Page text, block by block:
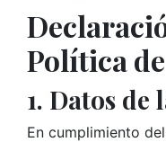
Política
1. Datos de
En cumplimiento